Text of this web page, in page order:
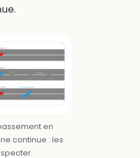
en
continue : les